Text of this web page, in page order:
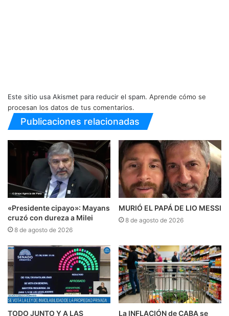
Este sitio usa Akismet para reducir el spam. Aprende cómo se
procesan los datos de tus comentarios.
Publicaciones relacionadas
«Presidente cipayo»: Mayans
cruzó con dureza a Milei
8 de agosto de 2026
MURIÓ EL PAPÁ DE LIO MESSI
8 de agosto de 2026
TODO JUNTO Y A LAS
La INFLACIÓN de CABA se